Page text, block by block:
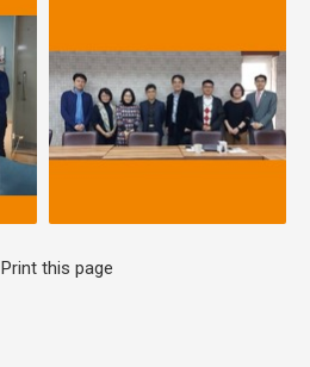
Print this page